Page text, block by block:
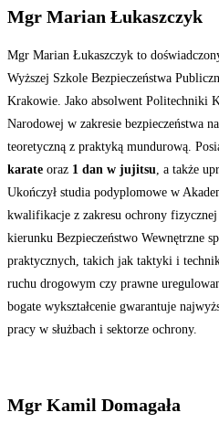
Mgr Marian Łukaszczyk
Mgr Marian Łukaszczyk to
Wyższej Szkole Bezpieczeństwa
Krakowie. Jako absolwent Politechniki
Narodowej w zakresie bezpieczeństwa
teoretyczną z praktyką mundurową.
karate oraz 1 dan w jujitsu, a także
Ukończył studia podyplomowe w
kwalifikacje z zakresu ochrony
kierunku Bezpieczeństwo Wewnętrzne
praktycznych, takich jak taktyki i
ruchu drogowym czy prawne
bogate wykształcenie gwarantuje
pracy w służbach i sektorze ochrony.
Mgr Kamil Domagała